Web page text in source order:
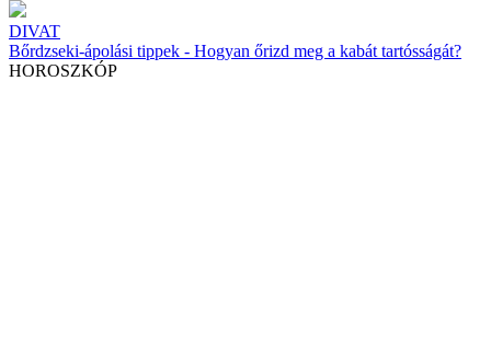
DIVAT
Bőrdzseki-ápolási tippek - Hogyan őrizd meg a kabát tartósságát?
HOROSZKÓP